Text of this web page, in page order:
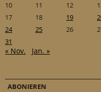
10
11 12
17
18 19
24
25 26
31
« Nov. Jan. »
ABONIEREN